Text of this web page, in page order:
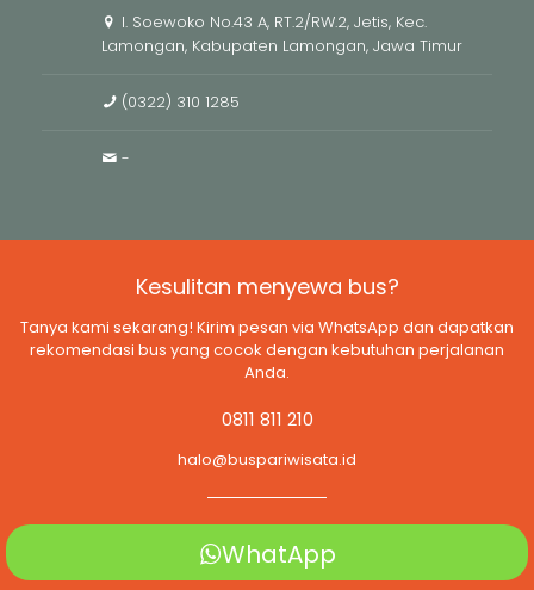
l. Soewoko No.43 A, RT.2/RW.2, Jetis, Kec.
Lamongan, Kabupaten Lamongan, Jawa Timur
(0322) 310 1285
-
Kesulitan menyewa bus?
Tanya kami sekarang! Kirim pesan via WhatsApp dan dapatkan
rekomendasi bus yang cocok dengan kebutuhan perjalanan
Anda.
0811 811 210
halo@buspariwisata.id
WhatApp